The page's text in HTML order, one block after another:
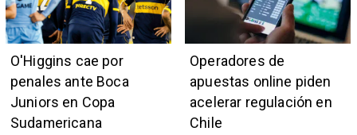
O'Higgins cae por
penales ante Boca
Juniors en Copa
Sudamericana
Operadores de
apuestas online piden
acelerar regulación en
Chile